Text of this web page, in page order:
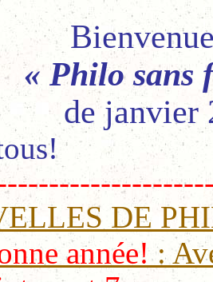
« Philo sans
de janvier
DE
année!: